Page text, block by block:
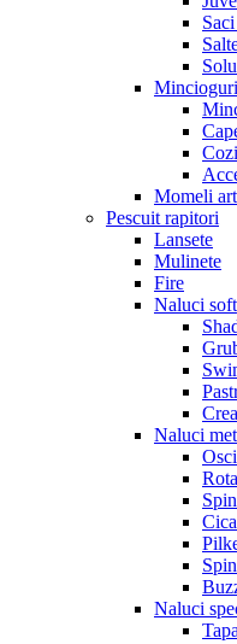
Mincioguri
Momeli
Pescuit rapitori
Lansete
Mulinete
Fire
Naluci soft
Naluci
Naluci